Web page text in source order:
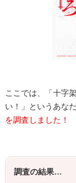
ここでは、「十字
い！」というあな
を調査しました！
調査の結果…